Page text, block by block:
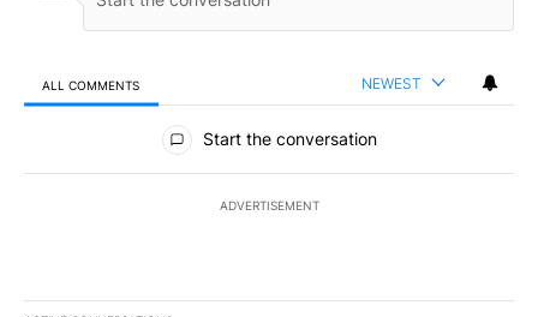
ALL COMMENTS NEWEST
All Comments
Start the conversation
ADVERTISEMENT